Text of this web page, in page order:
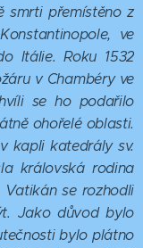
smrti přemístěno z
ve
Itálie. Roku 1532
v Chambéry ve
se ho podařilo
ohořelé oblasti.
kapli katedrály sv.
královská rodina
se rozhodli
Jako důvod bylo
bylo plátno